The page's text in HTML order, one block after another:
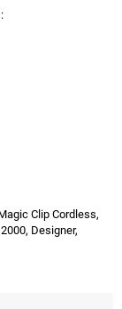
Clip Cordless,
Designer,